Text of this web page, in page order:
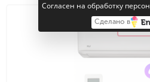
Согласен на обработку
Сделано в